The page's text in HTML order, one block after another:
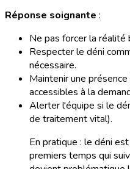
Réponse soignante :
Ne pas forcer la réalité
Respecter le déni
nécessaire.
Maintenir une
accessibles à la
Alerter l'équipe si le
de traitement vital).
En pratique : le déni
premiers temps qui